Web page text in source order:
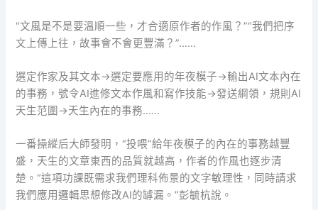
“文風是不是要溫順一些，才合適原作者的作風？”“我們把序
文上傳上往，故事會不會更豐滿？”……
選定作家及其文本→選定要應用的年夜模子→輸出AI文本內在
的事務，號令AI進修文本作風和寫作技能→發送綱領，規則AI
天生范圍→天生內在的事務……
一番操縱后大師發明，“投喂”給年夜模子的內在的事務越豐
盛，天生的文章東西的品質就越高，作者的作風也逐步清
楚。“這項功課既需求我們理科佈景的文字敏理性，同時請求
我們應用邏輯思想修改AI的罅漏。”彭毓杭說。